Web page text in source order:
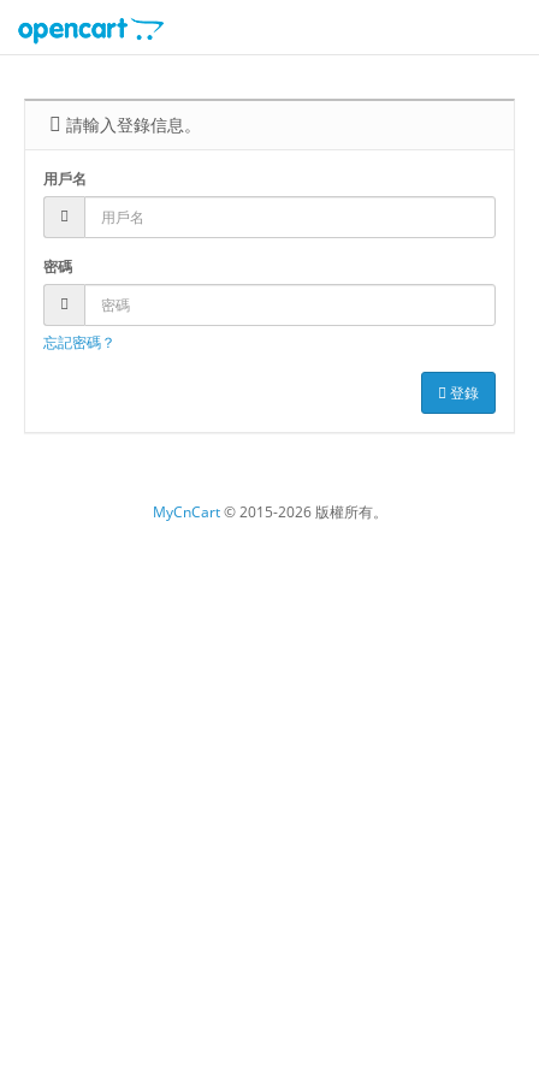
請輸入登錄信息。
用戶名
密碼
忘記密碼？
登錄
MyCnCart© 2015-2026 版權所有。